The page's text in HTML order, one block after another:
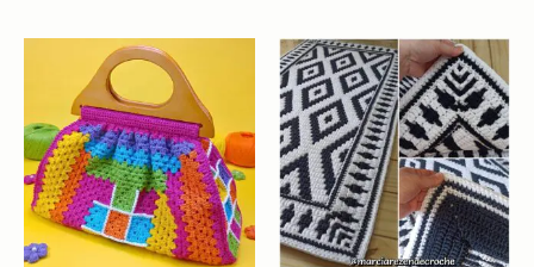
Este
produto
tem
várias
As
opções
podem